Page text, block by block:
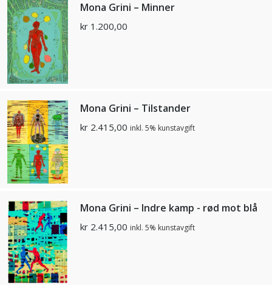
Mona Grini – Minner
kr 1.200,00
Mona Grini – Tilstander
kr 2.415,00 inkl. 5% kunstavgift
Mona Grini – Indre kamp - rød mot blå
kr 2.415,00 inkl. 5% kunstavgift